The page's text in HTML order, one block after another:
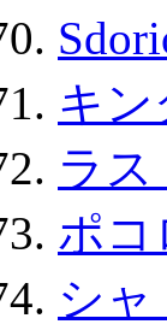
キ
ラ
ポコ
シ